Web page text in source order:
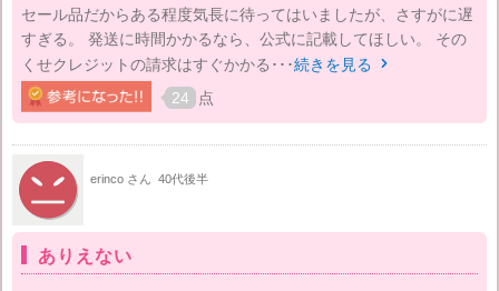
セール品だからある程度気長に待ってはいましたが、さすがに遅
すぎる。 発送に時間かかるなら、公式に記載してほしい。 その
くせクレジットの請求はすぐかかる･･･続きを見る 
24 点
erinco さん 40代後半
ありえない